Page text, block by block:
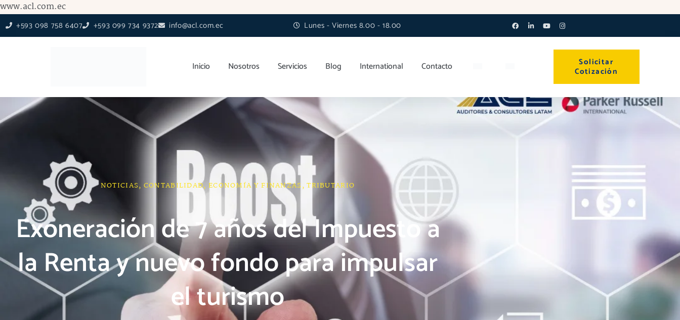
www.acl.com.ecIr
al
contenido
+593 098 758 6407 +593 099 734 9372 info@acl.com.ec Lunes - Viernes 8.00 - 18.00 Facebook-
f
Linkedin-
in
YoutubeInstagram
Inicio Nosotros Servicios Blog International Contacto Solicitar
Cotización
NOTICIAS, CONTABILIDAD, ECONOMÍA Y FINANZAS,TRIBUTARIO
Exoneración de 7 años del Impuesto a
la Renta y nuevo fondo para impulsar
el turismo